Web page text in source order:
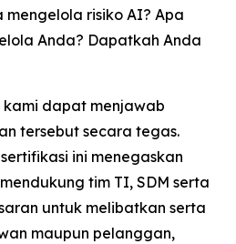
risiko AI? Apa
Anda? Dapatkah Anda
kami dapat menjawab
tersebut secara tegas.
ini menegaskan
tim TI, SDM serta
untuk melibatkan serta
maupun pelanggan,